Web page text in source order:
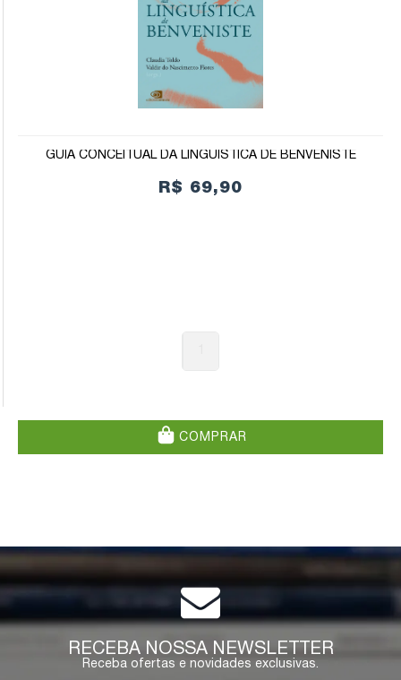
GUIA CONCEITUAL DA LINGUÍSTICA DE BENVENISTE
R$ 69,90
COMPRAR
RECEBA NOSSA NEWSLETTER
Receba ofertas e novidades exclusivas.